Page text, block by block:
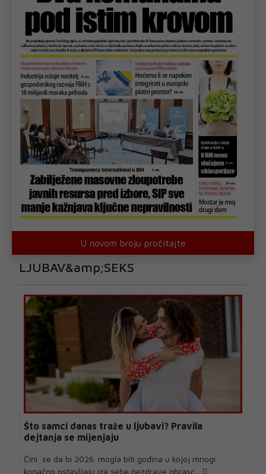
U novom broju pročitajte
LJUBAV&amp;SEKS
Što samci danas traže u ljubavi? Pravila
dejtanja se mijenjaju
Čini se da bi 2026. mogla biti godina u kojoj mnogi
konačno ostavljaju iza sebe nezdrave obrasc...